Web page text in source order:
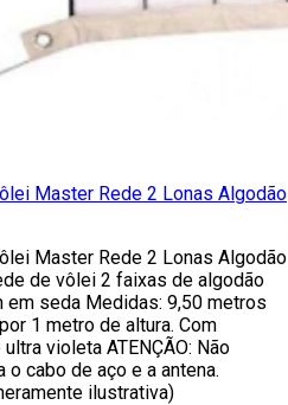
Master Rede 2 Lonas Algodão
Master Rede 2 Lonas Algodão
de vôlei 2 faixas de algodão
em seda Medidas: 9,50 metros
1 metro de altura. Com
violeta ATENÇÃO: Não
o cabo de aço e a antena.
ilustrativa)